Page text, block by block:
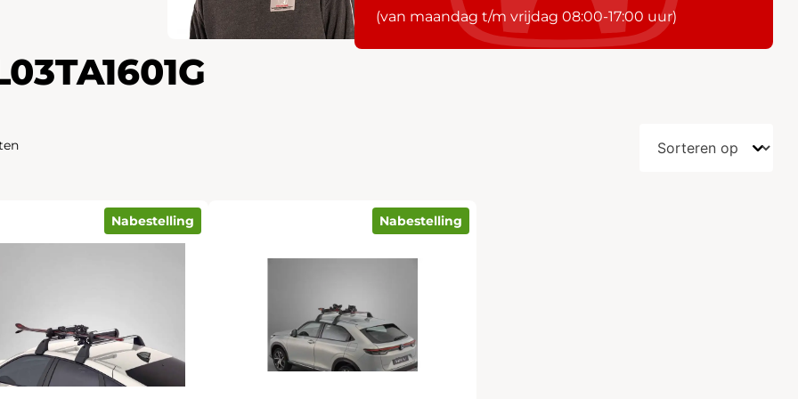
(van maandag t/m vrijdag 08:00-17:00 uur)
Nabestelling Nabestelling